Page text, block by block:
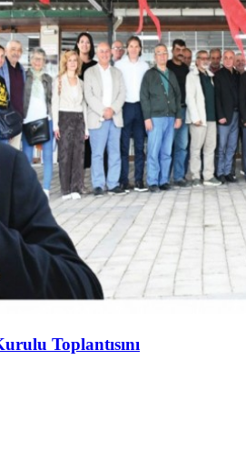
Toplantısını